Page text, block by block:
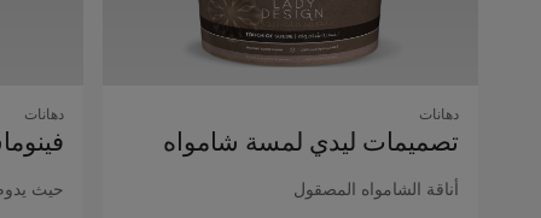
دهانات
تصميمات ليدي لمسة شامواه
أناقة الشامواه المصقول
دهانات
حيث